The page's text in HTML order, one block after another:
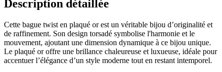
Description détaillée
Cette bague twist en plaqué or est un véritable bijou d’originalité et
de raffinement. Son design torsadé symbolise l'harmonie et le
mouvement, ajoutant une dimension dynamique à ce bijou unique.
Le plaqué or offre une brillance chaleureuse et luxueuse, idéale pour
accentuer l’élégance d’un style moderne tout en restant intemporel.